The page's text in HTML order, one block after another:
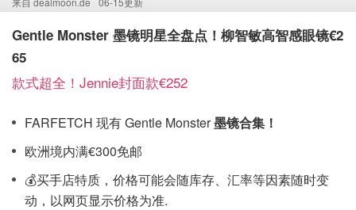
Gentle Monster 墨镜明星全盘点！柳智敏高智感眼镜€2
65
款式超全！Jennie封面款€252
FARFETCH 现有 Gentle Monster墨镜合集！
欧洲境内满€300免邮
💰买手店特质，价格可能会随库存、汇率等因素随时变
动，以网页显示价格为准.